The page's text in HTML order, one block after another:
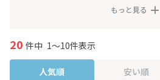
もっと見る
20 件中 1～10件表示
人気順 安い順